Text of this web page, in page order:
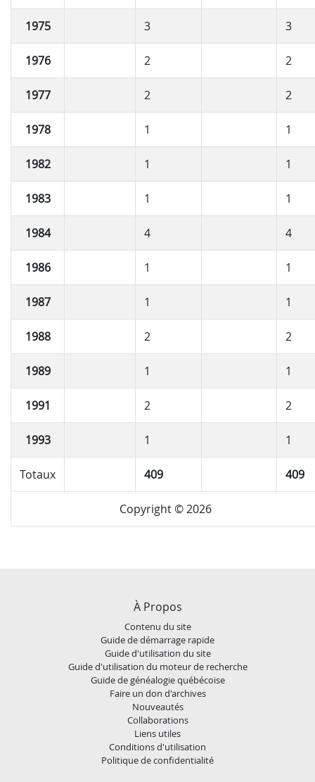
1975 3 3
1976 2 2
1977 2 2
1978 1 1
1982 1 1
1983 1 1
1984 4 4
1986 1 1
1987 1 1
1988 2 2
1989 1 1
1991 2 2
1993 1 1
Totaux 409 409
Copyright © 2026
À Propos
Contenu du site
Guide de démarrage rapide
Guide d'utilisation du site
Guide d'utilisation du moteur de recherche
Guide de généalogie québécoise
Faire un don d'archives
Nouveautés
Collaborations
Liens utiles
Conditions d'utilisation
Politique de confidentialité